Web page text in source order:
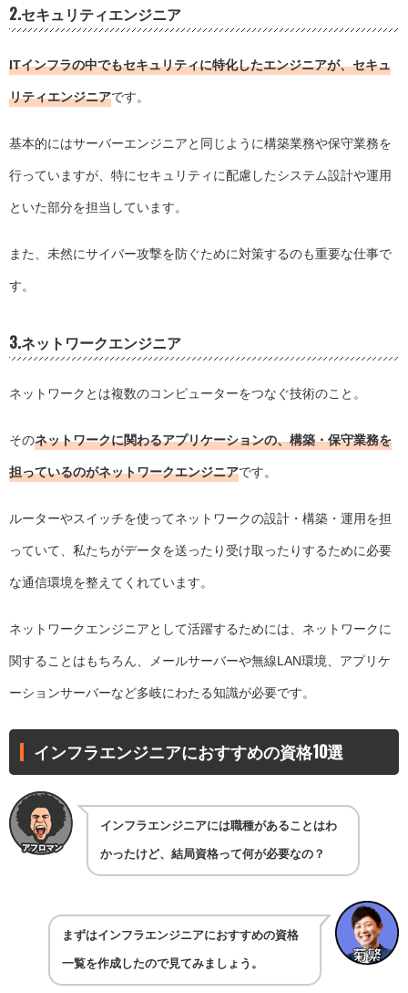
2.セキュリティエンジニア
ITインフラの中でもセキュリティに特化したエンジニアが、セキュ
リティエンジニアです。
基本的にはサーバーエンジニアと同じように構築業務や保守業務を
行っていますが、特にセキュリティに配慮したシステム設計や運用
といた部分を担当しています。
また、未然にサイバー攻撃を防ぐために対策するのも重要な仕事で
す。
3.ネットワークエンジニア
ネットワークとは複数のコンピューターをつなぐ技術のこと。
そのネットワークに関わるアプリケーションの、構築・保守業務を
担っているのがネットワークエンジニアです。
ルーターやスイッチを使ってネットワークの設計・構築・運用を担
っていて、私たちがデータを送ったり受け取ったりするために必要
な通信環境を整えてくれています。
ネットワークエンジニアとして活躍するためには、ネットワークに
関することはもちろん、メールサーバーや無線LAN環境、アプリケ
ーションサーバーなど多岐にわたる知識が必要です。
インフラエンジニアにおすすめの資格10選
インフラエンジニアには職種があることはわ
かったけど、結局資格って何が必要なの？
まずはインフラエンジニアにおすすめの資格
一覧を作成したので見てみましょう。